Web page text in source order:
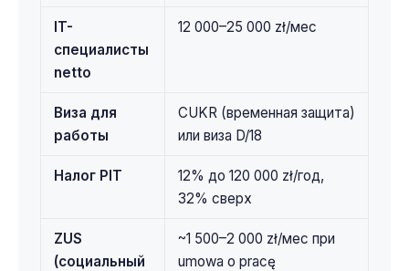
IT-
специалисты
netto
12 000–25 000 zł/мес
Виза для
работы
CUKR (временная защита)
или виза D/18
Налог PIT
12% до 120 000 zł/год,
32% сверх
ZUS
(социальный
~1 500–2 000 zł/мес при
umowa o pracę